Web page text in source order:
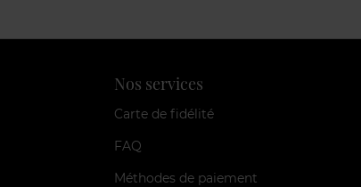
Nos services
Carte de fidélité
FAQ
Méthodes de paiement